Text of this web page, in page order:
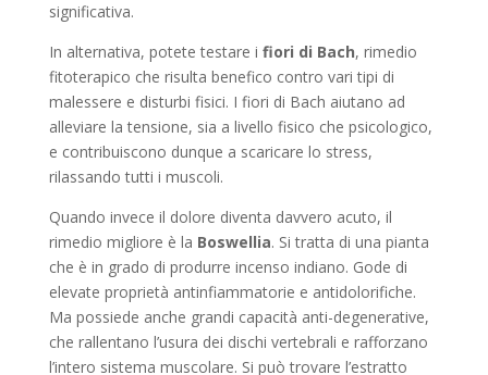
significativa.
In alternativa, potete testare i fiori di Bach, rimedio
fitoterapico che risulta benefico contro vari tipi di
malessere e disturbi fisici. I fiori di Bach aiutano ad
alleviare la tensione, sia a livello fisico che psicologico,
e contribuiscono dunque a scaricare lo stress,
rilassando tutti i muscoli.
Quando invece il dolore diventa davvero acuto, il
rimedio migliore è la Boswellia. Si tratta di una pianta
che è in grado di produrre incenso indiano. Gode di
elevate proprietà antinfiammatorie e antidolorifiche.
Ma possiede anche grandi capacità anti-degenerative,
che rallentano l’usura dei dischi vertebrali e rafforzano
l’intero sistema muscolare. Si può trovare l’estratto